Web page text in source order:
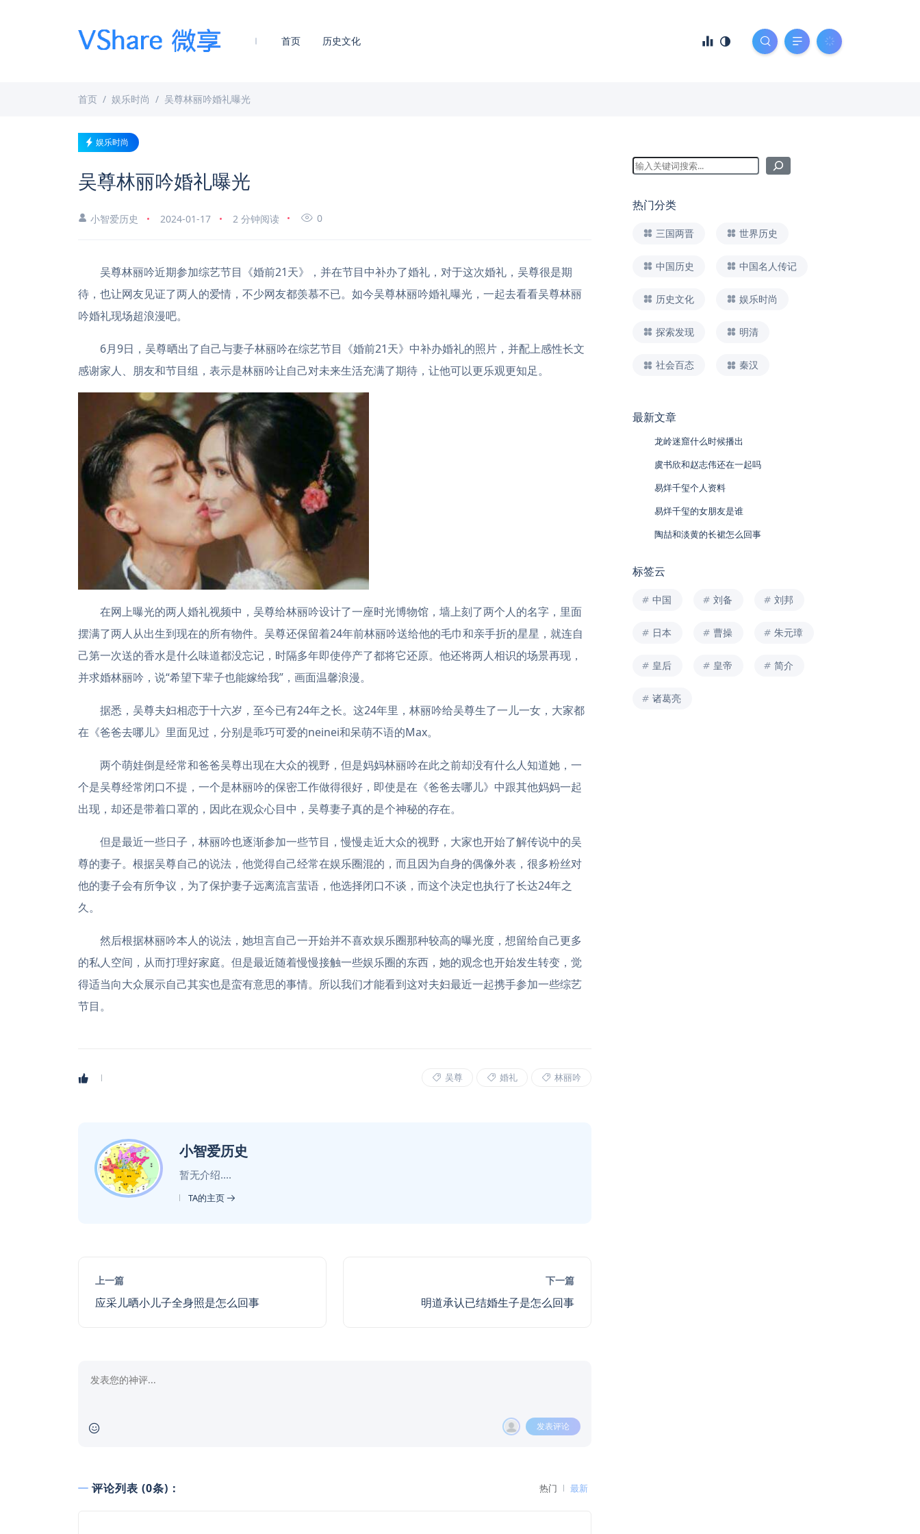
首页 历史文化
首页 娱乐时尚 吴尊林丽吟婚礼曝光
娱乐时尚
吴尊林丽吟婚礼曝光
小智爱历史 2024-01-17 2 分钟阅读 0
吴尊林丽吟近期参加综艺节目《婚前21天》，并在节目中补办了婚礼，对于这次婚礼，吴尊很是期
待，也让网友见证了两人的爱情，不少网友都羡慕不已。如今吴尊林丽吟婚礼曝光，一起去看看吴尊林丽
吟婚礼现场超浪漫吧。
6月9日，吴尊晒出了自己与妻子林丽吟在综艺节目《婚前21天》中补办婚礼的照片，并配上感性长文
感谢家人、朋友和节目组，表示是林丽吟让自己对未来生活充满了期待，让他可以更乐观更知足。
在网上曝光的两人婚礼视频中，吴尊给林丽吟设计了一座时光博物馆，墙上刻了两个人的名字，里面
摆满了两人从出生到现在的所有物件。吴尊还保留着24年前林丽吟送给他的毛巾和亲手折的星星，就连自
己第一次送的香水是什么味道都没忘记，时隔多年即使停产了都将它还原。他还将两人相识的场景再现，
并求婚林丽吟，说“希望下辈子也能嫁给我”，画面温馨浪漫。
据悉，吴尊夫妇相恋于十六岁，至今已有24年之长。这24年里，林丽吟给吴尊生了一儿一女，大家都
在《爸爸去哪儿》里面见过，分别是乖巧可爱的neinei和呆萌不语的Max。
两个萌娃倒是经常和爸爸吴尊出现在大众的视野，但是妈妈林丽吟在此之前却没有什么人知道她，一
个是吴尊经常闭口不提，一个是林丽吟的保密工作做得很好，即使是在《爸爸去哪儿》中跟其他妈妈一起
出现，却还是带着口罩的，因此在观众心目中，吴尊妻子真的是个神秘的存在。
但是最近一些日子，林丽吟也逐渐参加一些节目，慢慢走近大众的视野，大家也开始了解传说中的吴
尊的妻子。根据吴尊自己的说法，他觉得自己经常在娱乐圈混的，而且因为自身的偶像外表，很多粉丝对
他的妻子会有所争议，为了保护妻子远离流言蜚语，他选择闭口不谈，而这个决定也执行了长达24年之
久。
然后根据林丽吟本人的说法，她坦言自己一开始并不喜欢娱乐圈那种较高的曝光度，想留给自己更多
的私人空间，从而打理好家庭。但是最近随着慢慢接触一些娱乐圈的东西，她的观念也开始发生转变，觉
得适当向大众展示自己其实也是蛮有意思的事情。所以我们才能看到这对夫妇最近一起携手参加一些综艺
节目。
吴尊 婚礼 林丽吟
小智爱历史
暂无介绍....
TA的主页
上一篇
应采儿晒小儿子全身照是怎么回事
下一篇
明道承认已结婚生子是怎么回事
发表评论
评论列表 (0条)： 热门 最新
热门分类
三国两晋 世界历史
中国历史 中国名人传记
历史文化 娱乐时尚
探索发现 明清
社会百态 秦汉
最新文章
龙岭迷窟什么时候播出
虞书欣和赵志伟还在一起吗
易烊千玺个人资料
易烊千玺的女朋友是谁
陶喆和淡黄的长裙怎么回事
标签云
中国 刘备 刘邦
日本 曹操 朱元璋
皇后 皇帝 简介
诸葛亮